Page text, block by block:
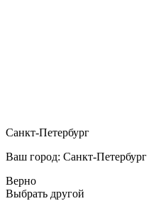
Санкт-Петербург
Ваш город: Санкт-Петербург
Верно
Выбрать другой